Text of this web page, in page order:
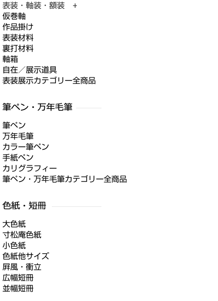
表装・軸装・額装 +
仮巻軸
作品掛け
表装材料
裏打材料
軸箱
自在／展示道具
表装展示カテゴリー全商品
筆ペン
万年毛筆
カラー筆ペン
手紙ペン
カリグラフィー
筆ペン・万年毛筆カテゴリー全商品
大色紙
寸松庵色紙
小色紙
色紙他サイズ
屛風・衝立
広幅短冊
並幅短冊